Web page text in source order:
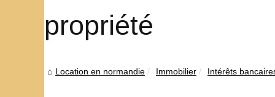
propriété
Location en normandie Immobilier Intérêts